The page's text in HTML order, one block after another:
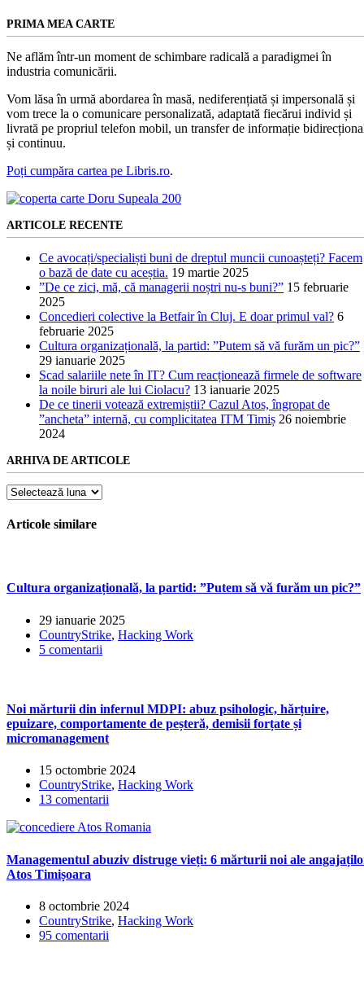
PRIMA MEA CARTE
Ne aflăm într-un moment de schimbare radicală a paradigmei în
industria comunicării.
Vom lăsa în urmă abordarea în masă, nediferențiată și impersonală și
vom trece la o comunicare personalizată, adaptată fiecărui individ și
livrată pe propriul telefon mobil, un transfer de informație
și continuu.
Poți cumpăra cartea pe Libris.ro.
ARTICOLE RECENTE
Ce avocați/specialiști buni de dreptul muncii cunoașteți? Facem
o bază de date cu aceștia. 19 martie 2025
”De ce zici, mă, că managerii noștri nu-s buni?” 15 februarie
2025
Concedieri colective la Betfair în Cluj. E doar primul val? 6
februarie 2025
Cultura organizațională, la partid: ”Putem să vă furăm un pic?”
29 ianuarie 2025
Scad salariile nete în IT? Cum reacționează firmele de software
la noile biruri ale lui Ciolacu? 13 ianuarie 2025
De ce tinerii votează extremiștii? Cazul Atos, îngropat de
”ancheta” internă, cu complicitatea ITM Timiș 26 noiembrie
2024
ARHIVA DE ARTICOLE
Arhiva
articole
Articole similare
Cultura organizațională, la partid: ”Putem să vă furăm un pic?”
29 ianuarie 2025
CountryStrike, Hacking Work
5 comentarii
Noi mărturii din infernul MDPI: abuz psihologic, hărțuire,
epuizare, comportamente de peșteră, demisii forțate și
micromanagement
15 octombrie 2024
CountryStrike, Hacking Work
13 comentarii
Managementul abuziv distruge vieți: 6 mărturii noi ale
Atos Timișoara
8 octombrie 2024
CountryStrike, Hacking Work
95 comentarii